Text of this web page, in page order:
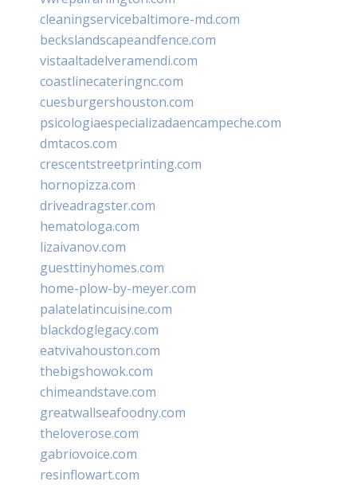
cleaningservicebaltimore-md.com
beckslandscapeandfence.com
vistaaltadelveramendi.com
coastlinecateringnc.com
cuesburgershouston.com
psicologiaespecializadaencampeche.com
dmtacos.com
crescentstreetprinting.com
hornopizza.com
driveadragster.com
hematologa.com
lizaivanov.com
guesttinyhomes.com
home-plow-by-meyer.com
palatelatincuisine.com
blackdoglegacy.com
eatvivahouston.com
thebigshowok.com
chimeandstave.com
greatwallseafoodny.com
theloverose.com
gabriovoice.com
resinflowart.com